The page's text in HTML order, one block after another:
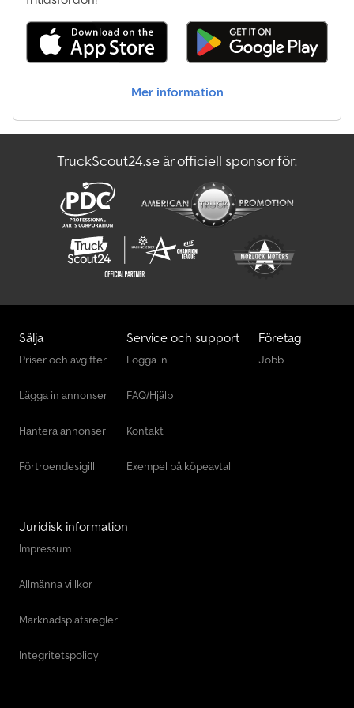
Mer information
TruckScout24.se är officiell sponsor för:
Sälja
Priser och avgifter
Lägga in annonser
Hantera annonser
Förtroendesigill
Service och support
Logga in
FAQ/Hjälp
Kontakt
Exempel på köpeavtal
Företag
Jobb
Juridisk information
Impressum
Allmänna villkor
Marknadsplatsregler
Integritetspolicy